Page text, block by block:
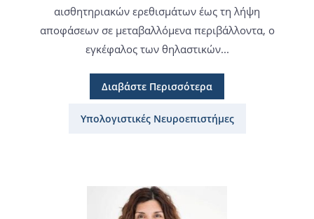
αισθητηριακών ερεθισμάτων έως τη λήψη
αποφάσεων σε μεταβαλλόμενα περιβάλλοντα, ο
εγκέφαλος των θηλαστικών...
Διαβάστε Περισσότερα
Υπολογιστικές Νευροεπιστήμες